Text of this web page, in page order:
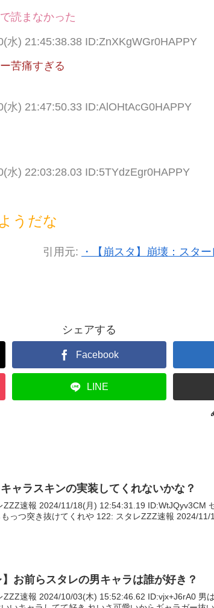
読まなかった
水) 21:45:38.38 ID:ZnXKgWGr0HAPPY
苦痛すぎる
水) 21:47:50.33 ID:AlOHtAcG0HAPPY
水) 22:03:28.03 ID:5TYdzEgr0HAPPY
うだな
引用元: ・【崩スタ】崩壊：スタ
シェアする
Facebook
LINE
キャラスキンの実装してくれないかな？
ZZZ速報 2024/11/18(月) 12:54:31.19 ID:WtJQyv3CM
っつ突き抜けてくれや 122: スタレZZZ速報 2024/11/
】お前らスタレの男キャラは誰が好き？
ZZZ速報 2024/10/03(木) 15:52:46.62 ID:vjx+J6rA0 男